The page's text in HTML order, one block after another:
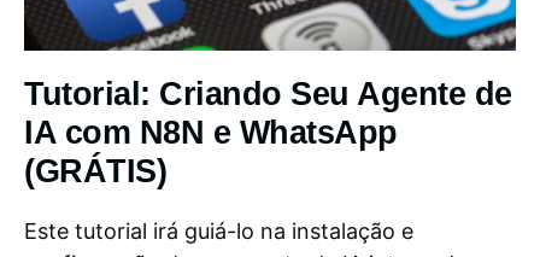
Tutorial: Criando Seu Agente de
IA com N8N e WhatsApp
(GRÁTIS)
Este tutorial irá guiá-lo na instalação e